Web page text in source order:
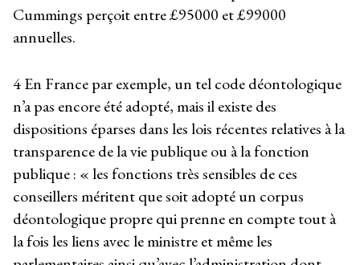
Cummings perçoit entre £95000 et £99000
annuelles.
4En France par exemple, un tel code déontologique
n’a pas encore été adopté, mais il existe des
dispositions éparses dans les lois récentes relatives à la
transparence de la vie publique ou à la fonction
publique : « les fonctions très sensibles de ces
conseillers méritent que soit adopté un corpus
déontologique propre qui prenne en compte tout à
la fois les liens avec le ministre et même les